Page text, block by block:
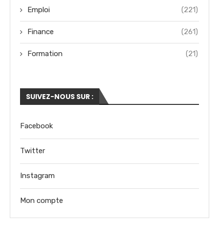
Emploi (221)
Finance (261)
Formation (21)
SUIVEZ-NOUS SUR :
Facebook
Twitter
Instagram
Mon compte